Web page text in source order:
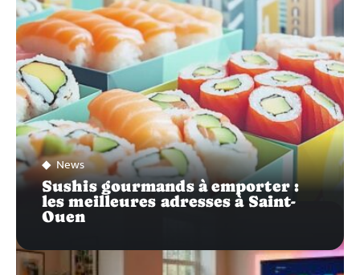
News
Sushis gourmands à emporter :
les meilleures adresses à Saint-
Ouen